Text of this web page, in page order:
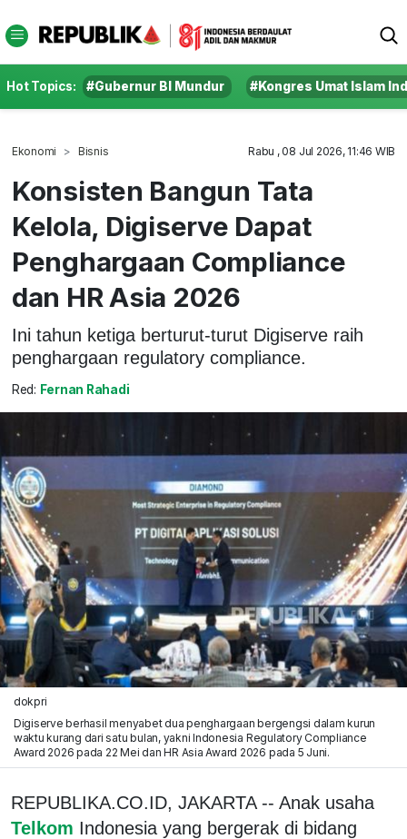
Hot Topics: #Gubernur BI Mundur #Kongres Umat Islam
Ekonomi Bisnis Rabu , 08 Jul 2026, 11:46 WIB
Konsisten Bangun Tata
Kelola, Digiserve Dapat
Penghargaan Compliance
dan HR Asia 2026
Ini tahun ketiga berturut-turut Digiserve raih
penghargaan regulatory compliance.
Red: Fernan Rahadi
dokpri
Digiserve berhasil menyabet dua penghargaan bergengsi dalam kurun
waktu kurang dari satu bulan, yakni Indonesia Regulatory Compliance
Award 2026 pada 22 Mei dan HR Asia Award 2026 pada 5 Juni.
REPUBLIKA.CO.ID, JAKARTA -- Anak usaha
Telkom Indonesia yang bergerak di bidang